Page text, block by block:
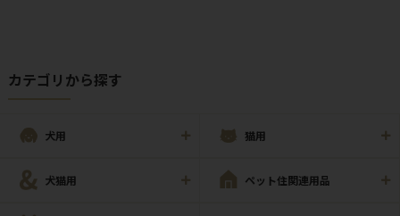
カテゴリから探す
犬用 猫用
犬猫用 ペット住関連用品